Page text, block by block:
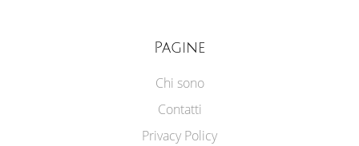
Pagine
Chi sono
Contatti
Privacy Policy